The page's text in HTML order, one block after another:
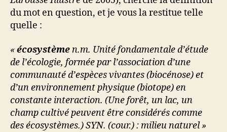
du mot en question, et je vous la restitue telle
quelle :
«écosystèmen.m. Unité fondamentale d’étude
de l’écologie, formée par l’association d’une
communauté d’espèces vivantes (biocénose) et
d’un environnement physique (biotope) en
constante interaction. (Une forêt, un lac, un
champ cultivé peuvent être considérés comme
des écosystèmes.) SYN. (cour.) : milieu naturel »